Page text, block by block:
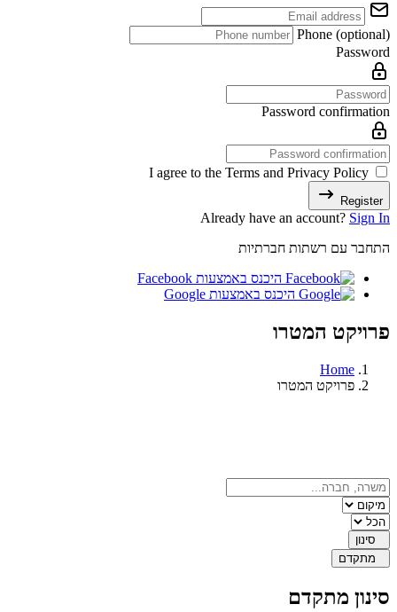
Phone (optional)
Password
Password confirmation
I agree to the Terms and Privacy Policy
Register
Already have an account? Sign In
התחבר עם רשתות חברתיות
היכנס באמצעות Facebook
היכנס באמצעות Google
פרויקט המטרו
Home
פרויקט המטרו
סינון
מתקדם
סינון מתקדם